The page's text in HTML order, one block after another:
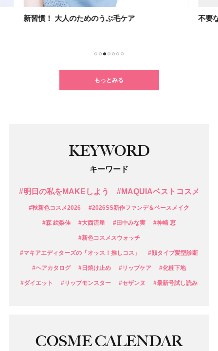
不要な角質を溜めない２つのスキンケア 光を
もっとみる
KEYWORD
キーワード
#明日の私をMAKEしよう #MAQUIAベストコスメ
#秋新色コスメ2026 #2026SS新作ファンデ＆ベースメイク
#森 絵梨佳 #大西流星 #田中みな実 #神崎 恵
#新色コスメスウォッチ
#マキアエディターズの「オッス！推しコス」 #顔タイプ髪型診断
#ヘアカタログ #日焼け止め #リップケア #化粧下地
#ダイエット #リップモンスター #セザンヌ #最新号試し読み
COSME CALENDAR